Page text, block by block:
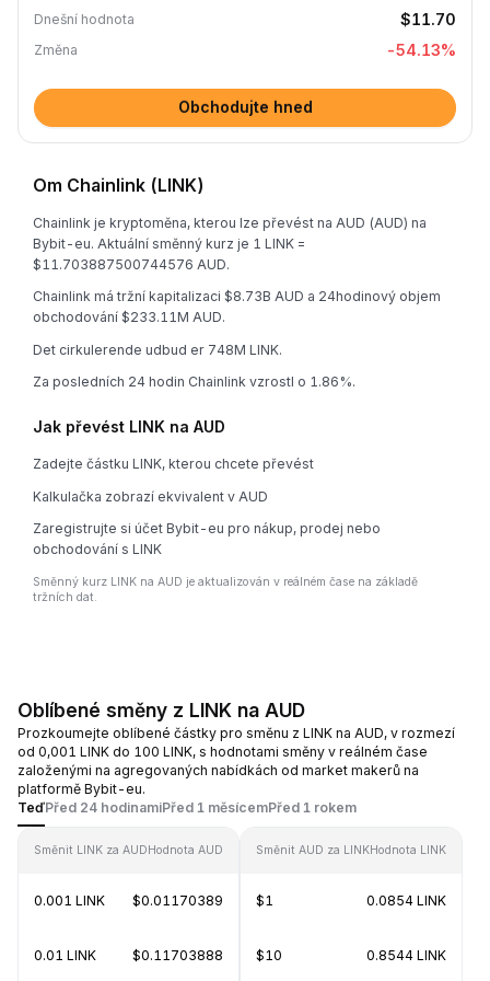
Dnešní hodnota $11.70
Změna -54.13%
Obchodujte hned
Om Chainlink (LINK)
Chainlink je kryptoměna, kterou lze převést na AUD (AUD) na
Bybit-eu. Aktuální směnný kurz je 1 LINK =
$11.703887500744576 AUD.
Chainlink má tržní kapitalizaci $8.73B AUD a 24hodinový objem
obchodování $233.11M AUD.
Det cirkulerende udbud er 748M LINK.
Za posledních 24 hodin Chainlink vzrostl o 1.86%.
Jak převést LINK na AUD
Zadejte částku LINK, kterou chcete převést
Kalkulačka zobrazí ekvivalent v AUD
Zaregistrujte si účet Bybit-eu pro nákup, prodej nebo
obchodování s LINK
Směnný kurz LINK na AUD je aktualizován v reálném čase na základě
tržních dat.
Oblíbené směny z LINK na AUD
Prozkoumejte oblíbené částky pro směnu z LINK na AUD, v rozmezí
od 0,001 LINK do 100 LINK, s hodnotami směny v reálném čase
založenými na agregovaných nabídkách od market makerů na
platformě Bybit-eu.
TeďPřed 24 hodinamiPřed 1 měsícemPřed 1 rokem
Směnit LINK za AUDHodnota AUD
0.001 LINK $0.01170389
0.01 LINK $0.11703888
Směnit AUD za LINKHodnota LINK
$1 0.0854 LINK
$10 0.8544 LINK